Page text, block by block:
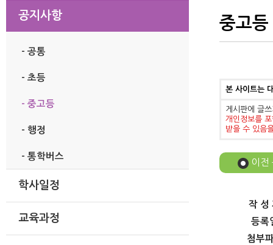
공지사항
- 공통
- 초등
- 중고등
- 행정
- 통학버스
학사일정
교육과정
중고등
본 사이트는
게시판에 글
개인정보를
받을 수 있음
이전
작 성
등록
첨부